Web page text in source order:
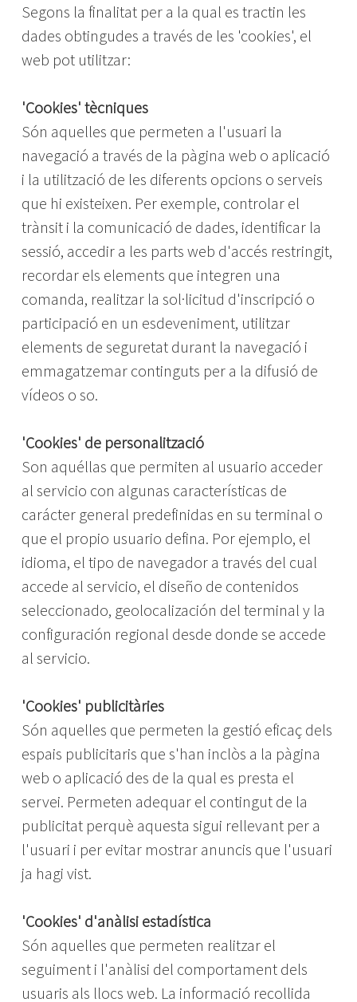
Segons la finalitat per a la qual es tractin les
dades obtingudes a través de les 'cookies', el
web pot utilitzar:
'Cookies' tècniques
Són aquelles que permeten a l'usuari la
navegació a través de la pàgina web o aplicació
i la utilització de les diferents opcions o serveis
que hi existeixen. Per exemple, controlar el
trànsit i la comunicació de dades, identificar la
sessió, accedir a les parts web d'accés restringit,
recordar els elements que integren una
comanda, realitzar la sol·licitud d'inscripció o
participació en un esdeveniment, utilitzar
elements de seguretat durant la navegació i
emmagatzemar continguts per a la difusió de
vídeos o so.
'Cookies' de personalització
Son aquéllas que permiten al usuario acceder
al servicio con algunas características de
carácter general predefinidas en su terminal o
que el propio usuario defina. Por ejemplo, el
idioma, el tipo de navegador a través del cual
accede al servicio, el diseño de contenidos
seleccionado, geolocalización del terminal y la
configuración regional desde donde se accede
al servicio.
'Cookies' publicitàries
Són aquelles que permeten la gestió eficaç dels
espais publicitaris que s'han inclòs a la pàgina
web o aplicació des de la qual es presta el
servei. Permeten adequar el contingut de la
publicitat perquè aquesta sigui rellevant per a
l'usuari i per evitar mostrar anuncis que l'usuari
ja hagi vist.
'Cookies' d'anàlisi estadística
Són aquelles que permeten realitzar el
seguiment i l'anàlisi del comportament dels
usuaris als llocs web. La informació recollida